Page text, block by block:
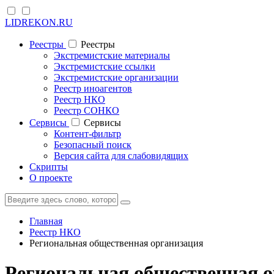
LIDREKON.RU
Реестры
Реестры
Экстремистские материалы
Экстремистские ссылки
Экстремистские организации
Реестр иноагентов
Реестр НКО
Реестр СОНКО
Cервисы
Cервисы
Контент-фильтр
Безопасный поиск
Версия сайта для слабовидящих
Скрипты
О проекте
Главная
Реестр НКО
Региональная общественная организация